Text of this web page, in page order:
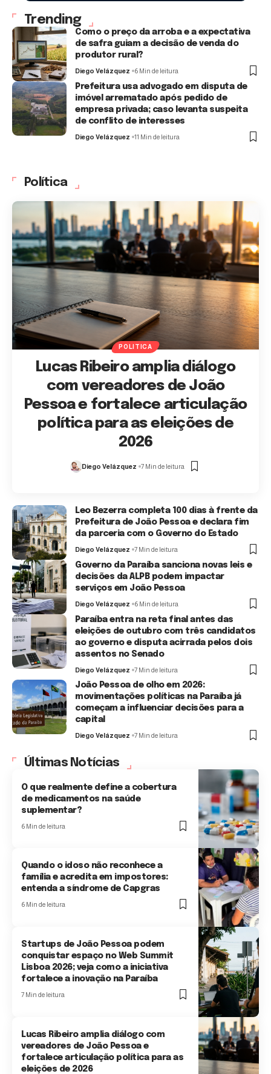
Trending
Como o preço da arroba e a expectativa
de safra guiam a decisão de venda do
produtor rural?
Diego Velázquez 6 Min de leitura
Prefeitura usa advogado em disputa de
imóvel arrematado após pedido de
empresa privada; caso levanta suspeita
de conflito de interesses
Diego Velázquez 11 Min de leitura
Política
POLITICA
Lucas Ribeiro amplia diálogo
com vereadores de João
Pessoa e fortalece articulação
política para as eleições de
2026
Diego Velázquez 7 Min de leitura
Leo Bezerra completa 100 dias à frente da
Prefeitura de João Pessoa e declara fim
da parceria com o Governo do Estado
Diego Velázquez 7 Min de leitura
Governo da Paraíba sanciona novas leis e
decisões da ALPB podem impactar
serviços em João Pessoa
Diego Velázquez 6 Min de leitura
Paraíba entra na reta final antes das
eleições de outubro com três candidatos
ao governo e disputa acirrada pelos dois
assentos no Senado
Diego Velázquez 7 Min de leitura
João Pessoa de olho em 2026:
movimentações políticas na Paraíba já
começam a influenciar decisões para a
capital
Diego Velázquez 7 Min de leitura
Últimas Notícias
O que realmente define a cobertura
de medicamentos na saúde
suplementar?
6 Min de leitura
Quando o idoso não reconhece a
família e acredita em impostores:
entenda a síndrome de Capgras
6 Min de leitura
Startups de João Pessoa podem
conquistar espaço no Web Summit
Lisboa 2026; veja como a iniciativa
fortalece a inovação na Paraíba
7 Min de leitura
Lucas Ribeiro amplia diálogo com
vereadores de João Pessoa e
fortalece articulação política para as
eleições de 2026